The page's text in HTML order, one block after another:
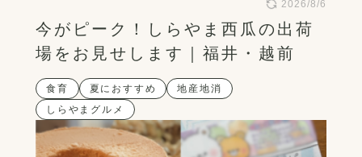
2026/8/6
今がピーク！しらやま西瓜の出荷
場をお見せします｜福井・越前
食育 夏におすすめ
地産地消
しらやまグルメ